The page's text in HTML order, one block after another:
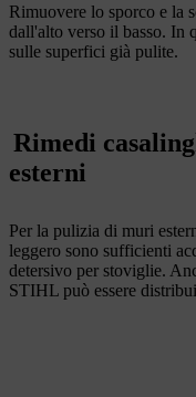
Rimuovere lo sporco e la
dall'alto verso il basso. In
sulle superfici già pulite.
Rimedi
esterni
Per la pulizia di muri
leggero sono sufficienti
detersivo per stoviglie.
STIHL può essere